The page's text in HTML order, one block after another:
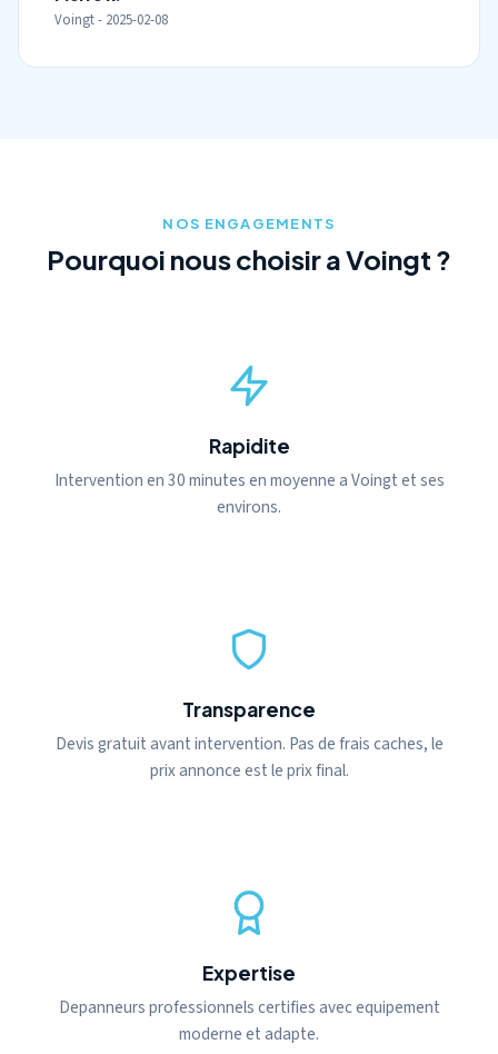
Voingt - 2025-02-08
NOS ENGAGEMENTS
Pourquoi nous choisir a Voingt ?
Rapidite
Intervention en 30 minutes en moyenne a Voingt et ses
environs.
Transparence
Devis gratuit avant intervention. Pas de frais caches, le
prix annonce est le prix final.
Expertise
Depanneurs professionnels certifies avec equipement
moderne et adapte.